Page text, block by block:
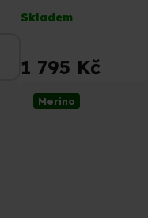
Průměrné
hodnocení
je
5,0
Skladem
1 795 Kč
Merino